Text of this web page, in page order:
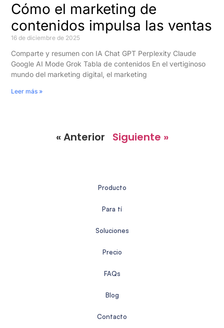
Cómo el marketing de
contenidos impulsa las ventas
16 de diciembre de 2025
Comparte y resumen con IA Chat GPT Perplexity Claude
Google AI Mode Grok Tabla de contenidos En el vertiginoso
mundo del marketing digital, el marketing
Leer más »
« Anterior Siguiente »
Producto
Para tí
Soluciones
Precio
FAQs
Blog
Contacto